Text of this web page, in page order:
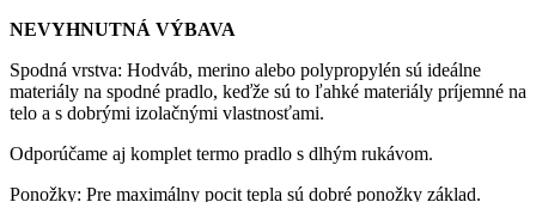
NEVYHNUTNÁ VÝBAVA
Spodná vrstva: Hodváb, merino alebo polypropylén sú ideálne
materiály na spodné pradlo, keďže sú to ľahké materiály príjemné na
telo a s dobrými izolačnými vlastnosťami.
Odporúčame aj komplet termo pradlo s dlhým rukávom.
Ponožky: Pre maximálny pocit tepla sú dobré ponožky základ.